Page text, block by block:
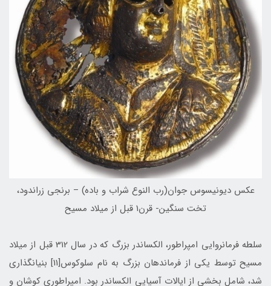
عكس ديونيسوس جوان(رب النوع شراب و باده) – برنجی زراندود،
تخت سنگين- قرن1 قبل از ميلاد مسيح
سلطه فرمانروایی امپراطور، الکساندر بزرگ که در سال 312 قبل از میلاد
مسیح توسط یکی از فرماندهان بزرگ به نام سلوكوس[11] بنیانگذاری
شد، شامل بخشی از ایالات آسیایی الکساندر بود. امپراطوری کوشان و